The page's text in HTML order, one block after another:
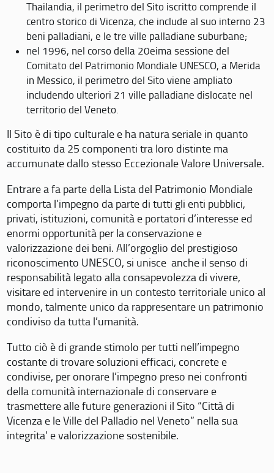
Thailandia, il perimetro del Sito iscritto comprende il
centro storico di Vicenza, che include al suo interno 23
beni palladiani, e le tre ville palladiane suburbane;
nel 1996, nel corso della 20eima sessione del
Comitato del Patrimonio Mondiale UNESCO, a Merida
in Messico, il perimetro del Sito viene ampliato
includendo ulteriori 21 ville palladiane dislocate nel
territorio del Veneto.
Il Sito è di tipo culturale e ha natura seriale in quanto
costituito da 25 componenti tra loro distinte ma
accumunate dallo stesso Eccezionale Valore Universale.
Entrare a fa parte della Lista del Patrimonio Mondiale
comporta l’impegno da parte di tutti gli enti pubblici,
privati, istituzioni, comunità e portatori d’interesse ed
enormi opportunità per la conservazione e
valorizzazione dei beni. All’orgoglio del prestigioso
riconoscimento UNESCO, si unisce anche il senso di
responsabilità legato alla consapevolezza di vivere,
visitare ed intervenire in un contesto territoriale unico al
mondo, talmente unico da rappresentare un patrimonio
condiviso da tutta l’umanità.
Tutto ciò è di grande stimolo per tutti nell’impegno
costante di trovare soluzioni efficaci, concrete e
condivise, per onorare l’impegno preso nei confronti
della comunità internazionale di conservare e
trasmettere alle future generazioni il Sito “Città di
Vicenza e le Ville del Palladio nel Veneto” nella sua
integrita’ e valorizzazione sostenibile.